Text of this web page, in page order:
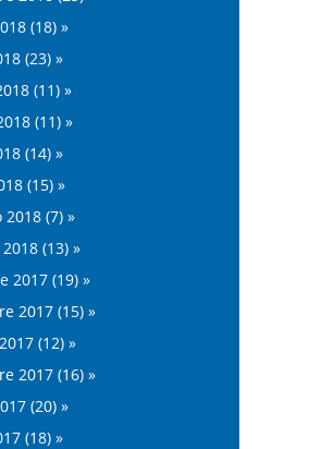
(18) »
(23) »
(11) »
(11) »
(14) »
(15) »
(7) »
(13) »
2017 (19) »
2017 (15) »
(12) »
2017 (16) »
(20) »
(18) »